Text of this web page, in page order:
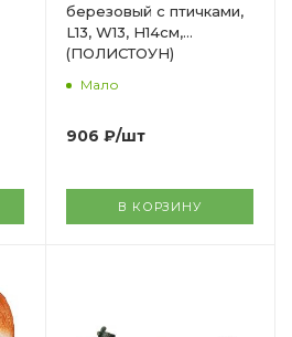
березовый с птичками,
L13, W13, H14см,
(ПОЛИСТОУН)
Мало
906 ₽/шт
В КОРЗИНУ